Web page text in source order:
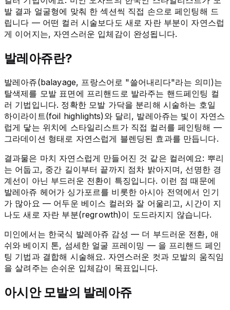
발 결과 얼굴형에 맞춰 한 섹션씩 직접 손으로 페인팅해 드
립니다 — 어떤 컬러 시술보다도 새로 자란 부분이 자연스럽
게 이어지는, 자연스러운 입체감이 완성됩니다.
발레아쥬란?
발레아쥬(balayage, 프랑스어로 "쓸어내리다"라는 의미)는
탈색제를 모발 표면에 프리핸드로 발라주는 핸드페인팅 컬
러 기법입니다. 정확한 모발 가닥을 분리해 시술하는 호일
하이라이트(foil highlights)와 달리, 발레아쥬는 빛이 자연스
럽게 닿는 위치에 스타일리스트가 직접 컬러를 페인팅해 —
그라데이션 형태로 자연스럽게 블렌딩된 효과를 만듭니다.
결과물은 마치 자연스럽게 만들어진 것 같은 컬러예요: 뿌리
는 어둡고, 중간 길이부터 끝까지 점차 밝아지며, 선명한 경
계선이 아닌 부드러운 전환이 특징입니다. 이런 점 때문에
발레아쥬 헤어가 싱가포르를 비롯한 아시아 전역에서 인기
가 많아요 — 어두운 베이스 컬러와 잘 어울리고, 시간이 지
나도 새로 자란 부분(regrowth)이 도드라지지 않습니다.
미인에서는 한국식 발레아쥬 감성 — 더 부드러운 전환, 애
쉬와 베이지 톤, 섬세한 얼굴 프레이밍 — 을 프리핸드 페인
팅 기법과 결합해 시술해요. 자연스러운 컷과 모발의 움직임
을 살려주는 손쉬운 입체감이 목표입니다.
아시안 모발의 발레아쥬